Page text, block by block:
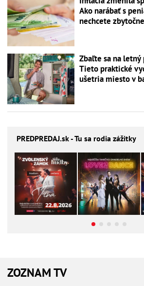
Ako narábať s
nechcete
Zbaľte sa na
Tieto praktické
ušetria miesto v
PREDPREDAJ.sk - Tu sa rodia zážitky
ZOZNAM TV